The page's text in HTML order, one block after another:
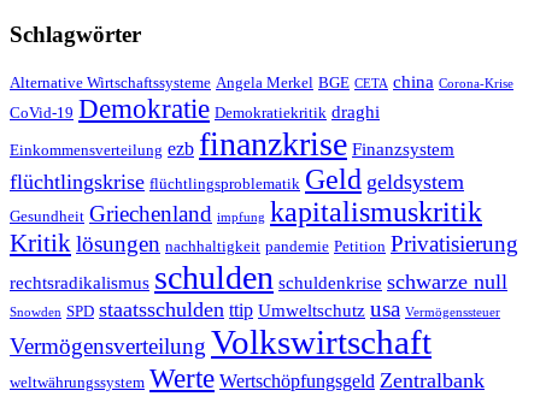
Schlagwörter
Alternative Wirtschaftssysteme Angela Merkel BGE CETA china Corona-Krise
CoVid-19 Demokratie Demokratiekritik draghi
Einkommensverteilung ezb finanzkrise Finanzsystem
flüchtlingskrise flüchtlingsproblematik Geld geldsystem
Gesundheit Griechenland impfung kapitalismuskritik
Kritik lösungen nachhaltigkeit pandemie Petition Privatisierung
rechtsradikalismus schulden schuldenkrise schwarze null
Snowden SPD staatsschulden ttip Umweltschutz usa Vermögenssteuer
Vermögensverteilung Volkswirtschaft
weltwährungssystem Werte Wertschöpfungsgeld Zentralbank